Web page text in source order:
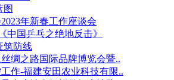
图
年新春工作座谈会
中国乒乓之绝地反击》
筑防线
绸之路国际品牌博览会暨..
作-福建安田农业科技有限..